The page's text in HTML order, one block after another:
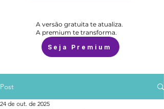
A versão gratuita te atualiza.
A premium te transforma.
Seja Premium
Post
24 de out. de 2025